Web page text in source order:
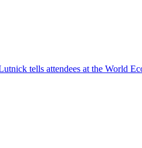
tells attendees at the World